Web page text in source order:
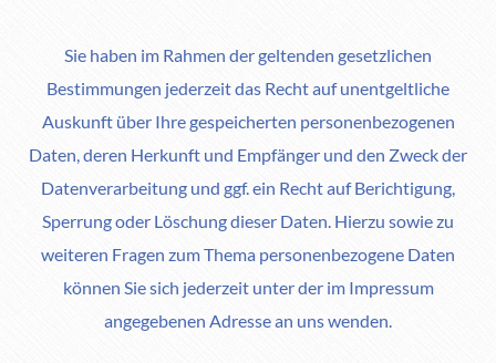
Sie haben im Rahmen der geltenden gesetzlichen
Bestimmungen jederzeit das Recht auf unentgeltliche
Auskunft über Ihre gespeicherten personenbezogenen
Daten, deren Herkunft und Empfänger und den Zweck der
Datenverarbeitung und ggf. ein Recht auf Berichtigung,
Sperrung oder Löschung dieser Daten. Hierzu sowie zu
weiteren Fragen zum Thema personenbezogene Daten
können Sie sich jederzeit unter der im Impressum
angegebenen Adresse an uns wenden.